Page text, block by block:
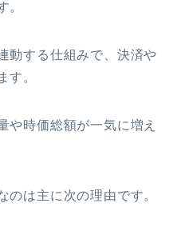
。
動する仕組みで、決済や
す。
や時価総額が一気に増え
のは主に次の理由です。